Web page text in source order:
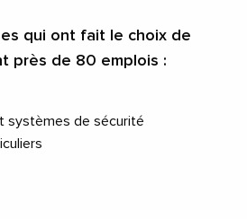
qui ont fait le choix de
près de 80 emplois :
systèmes de sécurité